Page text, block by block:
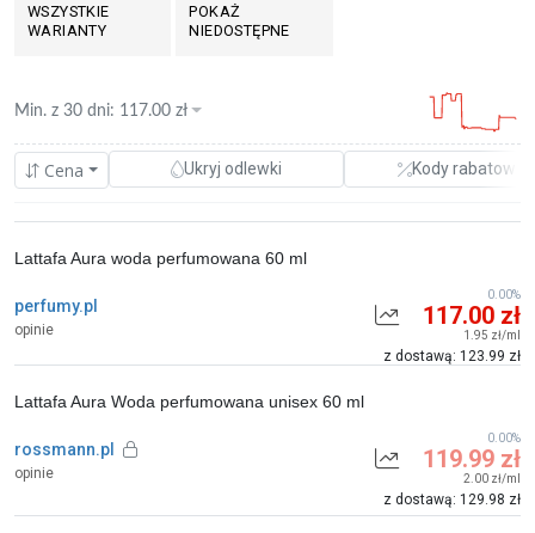
WSZYSTKIE
WARIANTY
POKAŻ
NIEDOSTĘPNE
Cena Ukryj odlewki Kody rabatowe
Min. z 30 dni: 117.00 zł
perfumy.pl
opinie
Lattafa Aura woda perfumowana 60 ml
117.00 zł
1.95 zł/ml
z dostawą: 123.99 zł
0.00%
rossmann.pl
opinie
Lattafa Aura Woda perfumowana unisex 60 ml
119.99 zł
2.00 zł/ml
z dostawą: 129.98 zł
0.00%